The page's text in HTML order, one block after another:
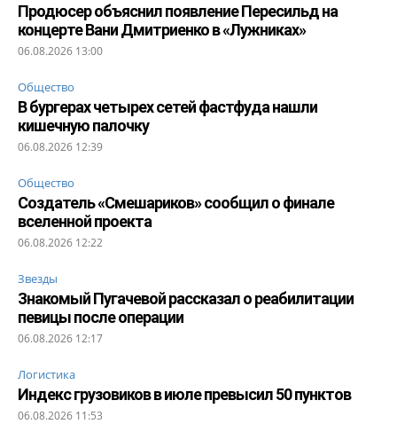
Продюсер объяснил появление Пересильд на
концерте Вани Дмитриенко в «Лужниках»
06.08.2026 13:00
Общество
В бургерах четырех сетей фастфуда нашли
кишечную палочку
06.08.2026 12:39
Общество
Создатель «Смешариков» сообщил о финале
вселенной проекта
06.08.2026 12:22
Звезды
Знакомый Пугачевой рассказал о реабилитации
певицы после операции
06.08.2026 12:17
Логистика
Индекс грузовиков в июле превысил 50 пунктов
06.08.2026 11:53